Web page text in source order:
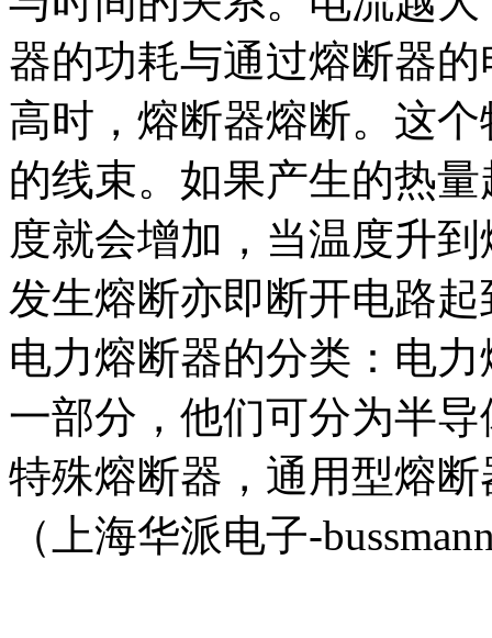
器的功耗与通过熔断器
高时，熔断器熔断。这
的线束。如果产生的热
度就会增加，当温度升
发生熔断亦即断开电路
电力熔断器的分类：电
一部分，他们可分为半
特殊熔断器，通用型熔
（上海华派电子-